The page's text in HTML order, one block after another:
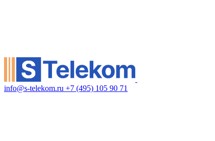
info@s-telekom.ru +7 (495) 105 90 71